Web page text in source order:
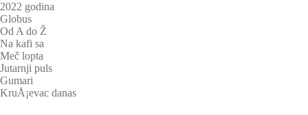
2022 godina
Globus
Od A do Ž
Na kafi sa
Meč lopta
Jutarnji puls
Gumari
KruÅ¡evac danas